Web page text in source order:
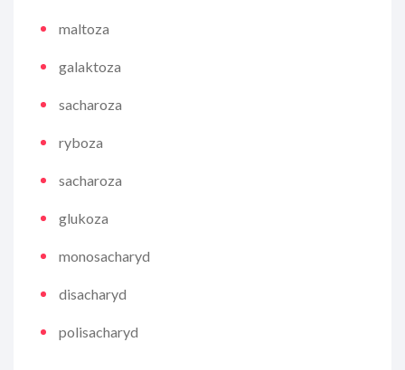
maltoza
galaktoza
sacharoza
ryboza
sacharoza
glukoza
monosacharyd
disacharyd
polisacharyd